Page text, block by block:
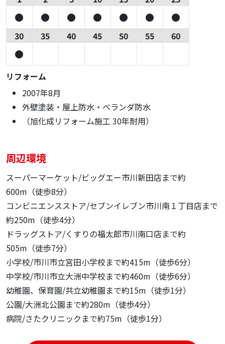
30 35 40 45 50 55 60
リフォーム
2007年8月
外壁塗装・屋上防水・ベランダ防水
（旭化成リフォーム施工 30年耐用）
周辺環境
スーパーマーケット/ビッグエー市川新田店まで約
600m（徒歩8分）
コンビニエンスストア/セブンイレブン市川南１丁目店まで
約250m（徒歩4分）
ドラッグストア/くすりの福太郎市川南口店まで約
505m（徒歩7分）
小学校/市川市立宮田小学校まで約415m（徒歩6分）
中学校/市川市立大洲中学校まで約460m（徒歩6分）
幼稚園、保育園/共立幼稚園まで約15m（徒歩1分）
公園/大洲北公園まで約280m（徒歩4分）
病院/さたクリニックまで約75m（徒歩1分）